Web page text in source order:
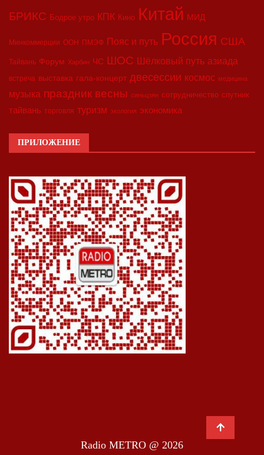
БРИКС Бодрое утро КПК Кино Китай МИД
Минкоммерции ООН ПМЭФ Пояс и путь Россия США
Тайвань Форум Харбин ЧС ШОС Шёлковый путь азиада
встреча выставка гала-концерт двесессии космос медицина
музыка праздник весны синьцзян сотрудничество спутник
тайвань торговля туризм экология экономика
ПРИЛОЖЕНИЕ
Radio METRO @ 2026